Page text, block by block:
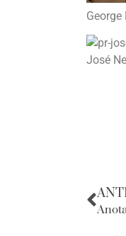
José